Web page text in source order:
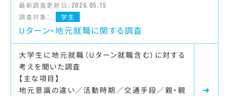
最新調査更新日： 2026.05.15
調査対象：
学生
Uターン・地元就職に関する調査
大学生に地元就職（Uターン就職含む）に対する
考えを聞いた調査
【主な項目】
地元意識の違い／活動時期／交通手段／親・親